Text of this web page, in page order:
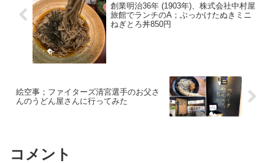
創業明治36年 (1903年)、株式会社中村屋
旅館でランチのA；ぶっかけたぬきミニ
ねぎとろ丼850円
絵空事；ファイターズ清宮選手のお父さ
んのうどん屋さんに行ってみた
コメント